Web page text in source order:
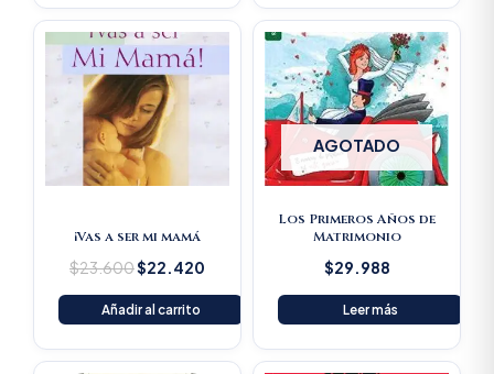
¡Vas a ser mi mamá
$23.600
Original
price
was:
$23.600.
$22.420
Current
price
$22.420.
Añadir al carrito
AGOTADO
Los Primeros Años de
Matrimonio
$29.988
Leer más
Original
Current